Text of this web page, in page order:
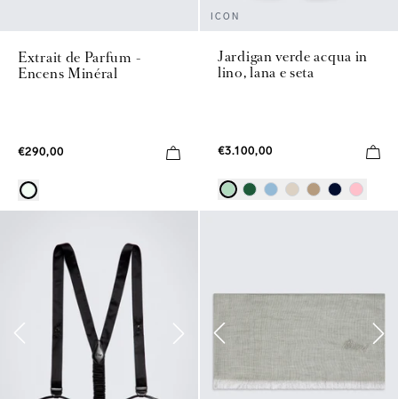
Extrait de Parfum -
Encens Minéral
€290,00
ICON
Jardigan verde acqua in
lino, lana e seta
€3.100,00